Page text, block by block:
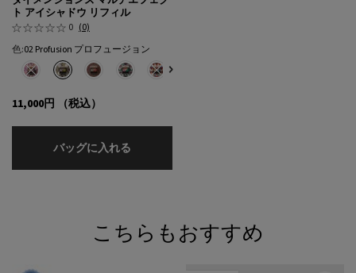
ト アイシャドウ リフィル
0 (0)
色:02 Profusion プロフュージョン
色を選択してください
{1} の場合
選択済み
商品バリエーションは在庫切れです, 01 Portrait ポートレート のカラー ダイ
選択済み
02 Profusion プロフュージョン のカラー ダイメンションズ マルチエフ
選択済み
03 Pulse パルス のカラー ダイメンションズ マルチエフェクト
選択済み
04 Poetry ポエトリー のカラー ダイメンションズ マル
選択済み
商品バリエーションは在庫切れです, 05 Pure ピ
11,000円 （税込）
バッグに入れる
こちらもおすすめ